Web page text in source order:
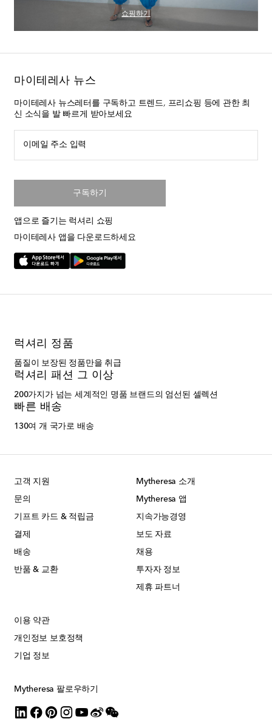
쇼핑하기
마이테레사 뉴스
마이테레사 뉴스레터를 구독하고 트렌드, 프리쇼핑 등에 관한 최
신 소식을 발 빠르게 받아보세요
이메일 주소 입력
구독하기
앱으로 즐기는 럭셔리 쇼핑
마이테레사 앱을 다운로드하세요
럭셔리 정품
품질이 보장된 정품만을 취급
럭셔리 패션 그 이상
200가지가 넘는 세계적인 명품 브랜드의 엄선된 셀렉션
빠른 배송
130여 개 국가로 배송
고객 지원
문의
기프트 카드 & 적립금
결제
배송
반품 & 교환
Mytheresa 소개
Mytheresa 앱
지속가능경영
보도 자료
채용
투자자 정보
제휴 파트너
이용 약관
개인정보 보호정책
기업 정보
Mytheresa 팔로우하기